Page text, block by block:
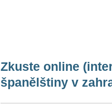
Zkuste online
španělštiny v